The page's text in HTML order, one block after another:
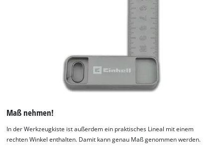
Maß nehmen!
In der Werkzeugkiste ist außerdem ein praktisches Lineal mit einem
rechten Winkel enthalten. Damit kann genau Maß genommen werden.